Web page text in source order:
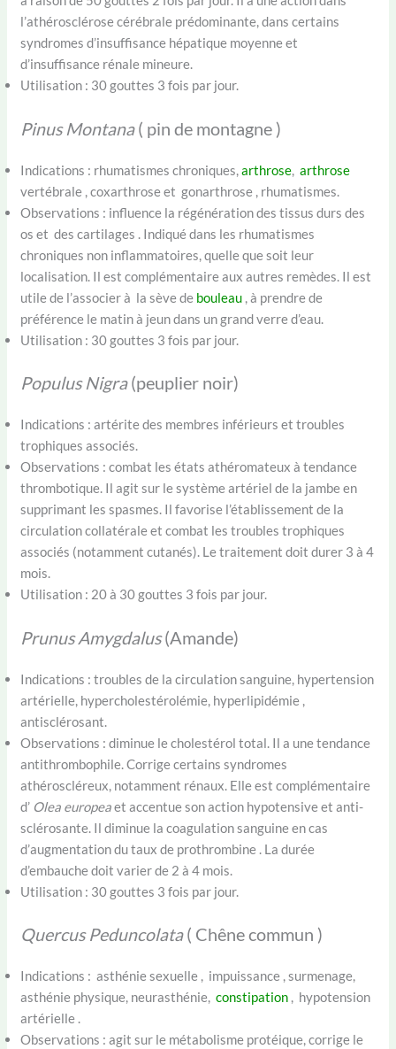
l’athérosclérose cérébrale prédominante, dans certains
syndromes d’insuffisance hépatique moyenne et
d’insuffisance rénale mineure.
Utilisation : 30 gouttes 3 fois par jour.
Pinus Montana( pin de montagne )
Indications : rhumatismes chroniques,arthrose ,arthrose
vertébrale , coxarthrose et gonarthrose , rhumatismes.
Observations : influence la régénération des tissus durs des
os et des cartilages . Indiqué dans les rhumatismes
chroniques non inflammatoires, quelle que soit leur
localisation. Il est complémentaire aux autres remèdes. Il est
utile de l’associer à la sève de bouleau , à prendre de
préférence le matin à jeun dans un grand verre d’eau.
Utilisation : 30 gouttes 3 fois par jour.
Populus Nigra(peuplier noir)
Indications : artérite des membres inférieurs et troubles
trophiques associés.
Observations : combat les états athéromateux à tendance
thrombotique. Il agit sur le système artériel de la jambe en
supprimant les spasmes. Il favorise l’établissement de la
circulation collatérale et combat les troubles trophiques
associés (notamment cutanés). Le traitement doit durer 3 à 4
mois.
Utilisation : 20 à 30 gouttes 3 fois par jour.
Prunus Amygdalus(Amande)
Indications : troubles de la circulation sanguine, hypertension
artérielle, hypercholestérolémie, hyperlipidémie ,
antisclérosant.
Observations : diminue le cholestérol total. Il a une tendance
antithrombophile. Corrige certains syndromes
athéroscléreux, notamment rénaux. Elle est complémentaire
d’ Olea europeaet accentue son action hypotensive et anti-
sclérosante. Il diminue la coagulation sanguine en cas
d’augmentation du taux de prothrombine . La durée
d’embauche doit varier de 2 à 4 mois.
Utilisation : 30 gouttes 3 fois par jour.
Quercus Peduncolata( Chêne commun )
Indications : asthénie sexuelle , impuissance , surmenage,
asthénie physique, neurasthénie,constipation , hypotension
artérielle .
Observations : agit sur le métabolisme protéique, corrige le